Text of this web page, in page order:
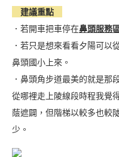
建議重點
．若開車把車停在鼻頭服務
．若只是想來看看夕陽可以
鼻頭國小上來。
．鼻頭角步道最美的就是那
從哪裡走上陵線段時程我覺
蔭遮闢，但階梯以較多也較
少。